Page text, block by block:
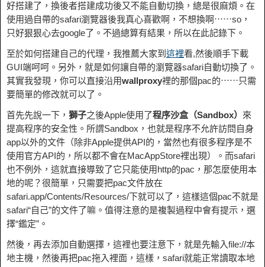
好搭建了，換後者搭建成功後又不能自動切換，總是很麻煩。在
使用過自帶的safari瀏覽器後我真心喜歡啊，不想換啊⋯⋯so，
只好狠狠心去google了。不過總算有結果，所以在此記錄下。
至於如何搭建自己的代理，我推薦大家到 這裡看,然後順手下載
GUI端呵呵。另外，就是如何讓自帶的瀏覽器safari自動切換了。
其實我發現，你可以直接沿用wallproxy裡的那個pac的⋯⋯只需
要簡單的修改就可以了。
首先先說一下， 獅子之後Apple使用了程序沙盒（Sandbox） 來
提高程序的安全性。所謂Sandbox，也就是程序不允許訪問自身
app以外的文件（除非Apple提供API的，當然也有很多程序是不
使用官方API的，所以都不會在MacAppStore裡出現）。而safari
也不例外，這就直接導致了它只能使用http的pac，那怎麼使用本
地的呢？很簡單，只需要把pac文件放在
safari.app/Contents/Resources/下就可以了，這樣這個pac不就是
safari“自己”的文件了嘛。值得注意的是複製過程中會有提示，選
擇“鑑定”。
然後，再去添加自動選擇，這裡也要注意下，就是先輸入file://本
地主機，然後再把pac拖入裡面，這樣，safari就能正常讀取本地